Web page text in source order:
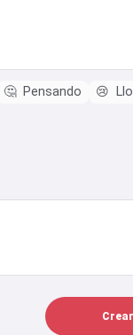
🤔 Pensando 😢